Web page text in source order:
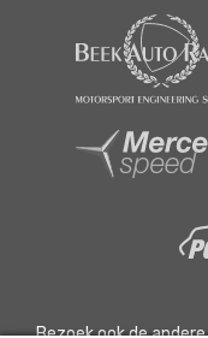
Bezoek ook de